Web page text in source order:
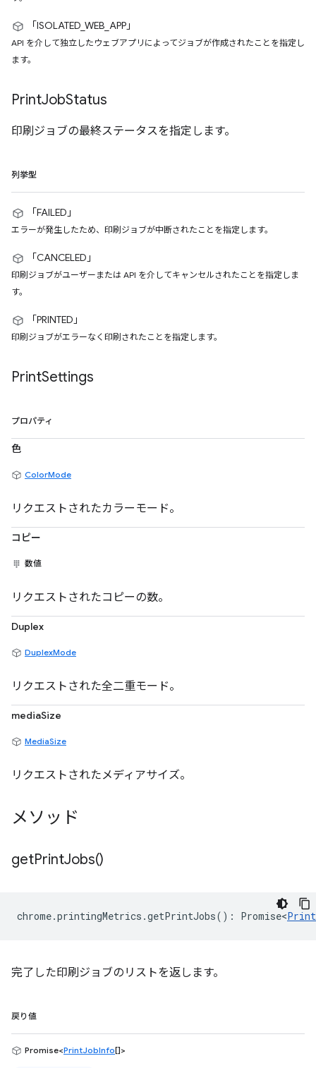
「ISOLATED_WEB_APP」
API を介して独立したウェブアプリによってジョブが作成されたことを指定し
ます。
PrintJobStatus
印刷ジョブの最終ステータスを指定します。
列挙型
「FAILED」
エラーが発生したため、印刷ジョブが中断されたことを指定します。
「CANCELED」
印刷ジョブがユーザーまたは API を介してキャンセルされたことを指定しま
す。
「PRINTED」
印刷ジョブがエラーなく印刷されたことを指定します。
PrintSettings
プロパティ
色
ColorMode
リクエストされたカラーモード。
コピー
数値
リクエストされたコピーの数。
Duplex
DuplexMode
リクエストされた全二重モード。
mediaSize
MediaSize
リクエストされたメディアサイズ。
メソッド
getPrintJobs()
chrome.printingMetrics .getPrintJobs() : Promise<
完了した印刷ジョブのリストを返します。
戻り値
Promise<PrintJobInfo[]>